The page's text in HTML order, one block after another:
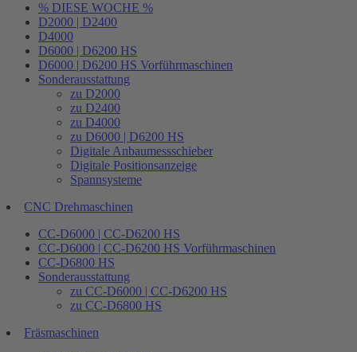
% DIESE WOCHE %
D2000 | D2400
D4000
D6000 | D6200 HS
D6000 | D6200 HS Vorführmaschinen
Sonderausstattung
zu D2000
zu D2400
zu D4000
zu D6000 | D6200 HS
Digitale Anbaumessschieber
Digitale Positionsanzeige
Spannsysteme
CNC Drehmaschinen
CC-D6000 | CC-D6200 HS
CC-D6000 | CC-D6200 HS Vorführmaschinen
CC-D6800 HS
Sonderausstattung
zu CC-D6000 | CC-D6200 HS
zu CC-D6800 HS
Fräsmaschinen